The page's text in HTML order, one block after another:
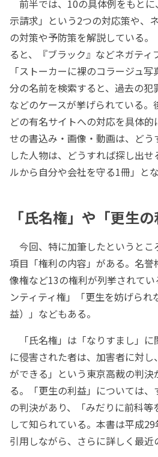
前半では、10の具体例をもと
示請求」という2つの対応策や、
の対策や予防策を解説している
ると、『ブラック』などネガティ
「ストーカーに裸のコラージュ
分の名前を検索すると、過去の犯
などのケースが挙げられている
どの有名サイトへの対応を具体
せの書込み・画像・動画は、ど
した人物は、どうすれば探し出
ルから自分や会社を守る1冊」とな
「氏名権」や「更生の
今回、特に加筆したというとこ
項目「権利の内容」がある。名
像権など13の権利が列挙されて
ンティティ権」「更生を妨げられ
益）」などもある。
「氏名権」は「なりすまし」に
に侵害された者は、加害者に対
ができる」という東京高裁の判決
る。「更生の利益」については
の判決があり、「みだりに前科等
して知られている。本書は平成
引用しながら、さらに詳しく最近